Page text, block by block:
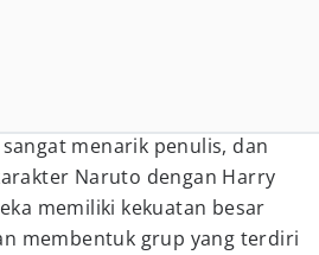
menarik penulis, dan
Naruto dengan Harry
memiliki kekuatan besar
membentuk grup yang terdiri